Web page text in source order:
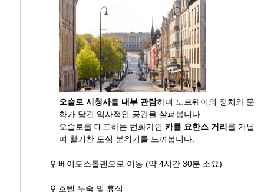
오슬로 시청사를 내부 관람하며 노르웨이의 정치와 문
화가 담긴 역사적인 공간을 살펴봅니다.
오슬로를 대표하는 번화가인 카를 요한스 거리 를 거닐
며 활기찬 도심 분위기를 느껴봅니다.
⚲ 베이토스톨렌으로 이동 (약 4시간 30분 소요)
⚲ 호텔 투숙 및 휴식